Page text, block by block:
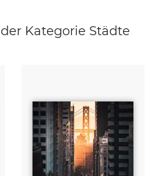
Kategorie Städte